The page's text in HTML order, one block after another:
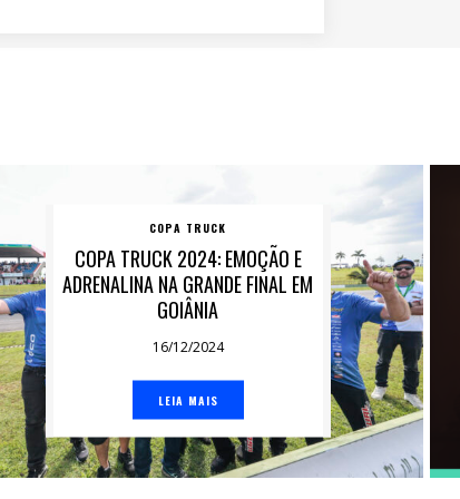
COPA TRUCK
COPA TRUCK 2024: EMOÇÃO E
ADRENALINA NA GRANDE FINAL EM
GOIÂNIA
16/12/2024
LEIA MAIS